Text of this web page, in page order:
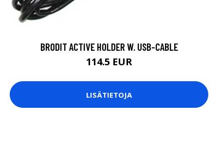
BRODIT ACTIVE HOLDER W. USB-CABLE
114.5 EUR
LISÄTIETOJA